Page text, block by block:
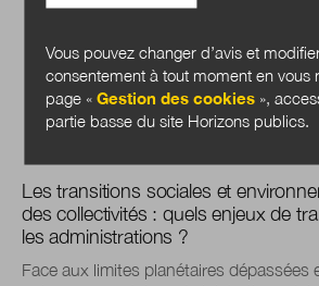
Les transitions sociales et
des collectivités : quels enjeux de
les administrations ?
Face aux limites planétaires dépassées
Vous pouvez changer d’avis et
consentement à tout moment en vous
page «Gestion des cookies »,
partie basse du site Horizons publics.